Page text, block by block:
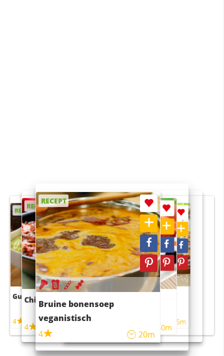
RECEPT
Guacamole
4
RECEPT
Chili con carne
4 45m
RECEPT
Bruine bonensoep
veganistisch
4
20m
RECEPT
Sushi rijstsalade
maaltijdsalade
40m
RECEPT
4 55m